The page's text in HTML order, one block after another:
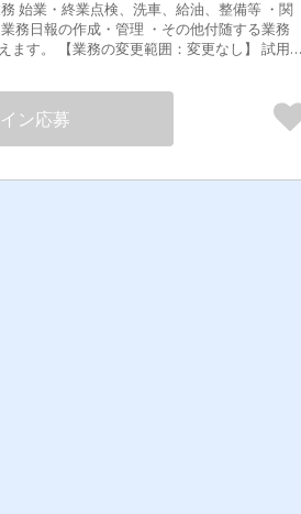
なし】 試用期
ン応募